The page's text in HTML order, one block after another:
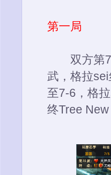
第一局
双方第7
武，格拉
至7-6，格
终Tree